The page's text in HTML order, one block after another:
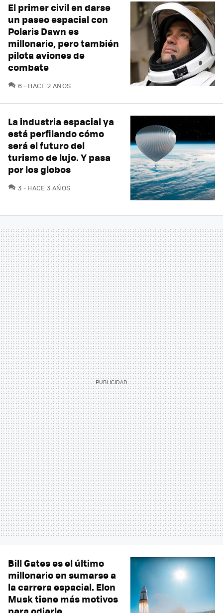
El primer civil en darse
un paseo espacial con
Polaris Dawn es
millonario, pero también
pilota aviones de
combate
6 COMENTARIOS
HACE 2 AÑOS
La industria espacial ya
está perfilando cómo
será el futuro del
turismo de lujo. Y pasa
por los globos
3 COMENTARIOS
HACE 3 AÑOS
Bill Gates es el último
millonario en sumarse a
la carrera espacial. Elon
Musk tiene más motivos